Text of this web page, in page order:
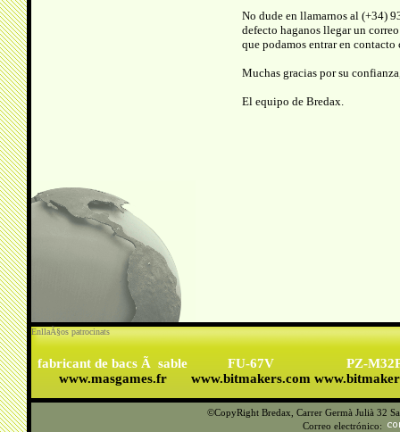
No dude en llamarnos al (+34)
defecto haganos llegar un
que podamos entrar en contacto
Muchas gracias por su
El equipo de Bredax.
EnllaÃ§os patrocinats
fabricant de bacs Ã sable
www.masgames.fr
FU-67V
www.bitmakers.com
PZ-
©CopyRight Bredax, Carrer Germà Julià 32
Correo electrónico: